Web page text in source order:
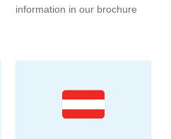
information in our brochure